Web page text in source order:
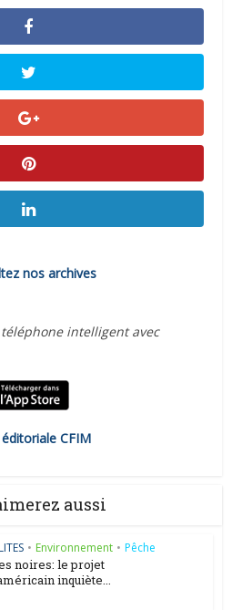
nos archives
intelligent avec
CFIM
aussi
• Environnement • Pêche
noires: le projet
inquiète...